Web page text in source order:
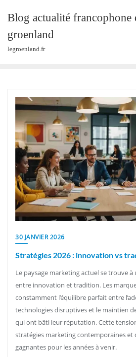
content
Blog actualité francophone
groenland
legroenland.fr
30 JANVIER 2026
Stratégies 2026 : innovation vs
Le paysage marketing actuel se trouve
entre innovation et tradition. Les
constamment l’équilibre parfait entre
technologies disruptives et le maintien
qui ont bâti leur réputation. Cette
stratégies marketing contemporaines et
gagnantes pour les années à venir.